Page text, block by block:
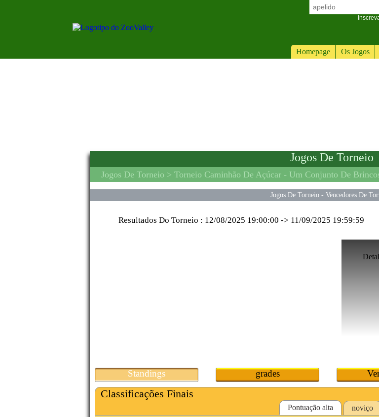
Homepage Os Jogos
Jogos De Torneio
Jogos De Torneio > Torneio Caminhão De Açúcar - Um Conjunto De
Jogos De Torneio - Vencedores De
Resultados Do Torneio : 12/08/2025 19:00:00 -> 11/09/2025 19:59:59
Standings grades
Classificações Finais
Pontuação alta noviço